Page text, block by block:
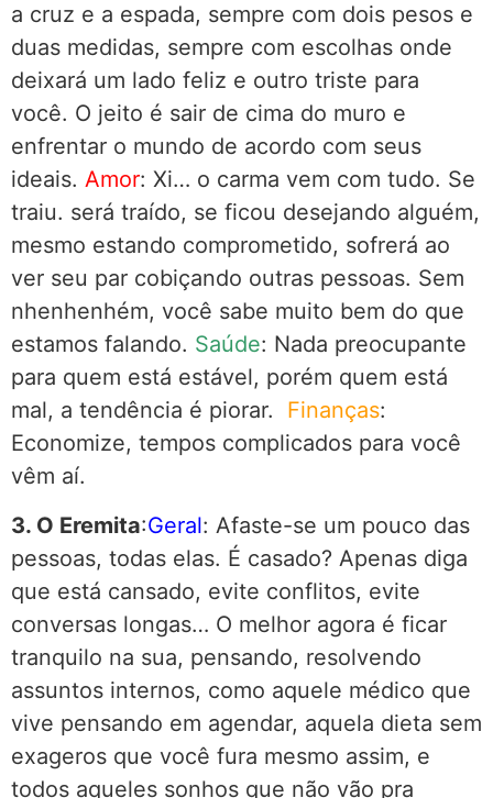
a cruz e a espada, sempre com dois pesos e
duas medidas, sempre com escolhas onde
deixará um lado feliz e outro triste para
você. O jeito é sair de cima do muro e
enfrentar o mundo de acordo com seus
ideais. Amor: Xi… o carma vem com tudo. Se
traiu. será traído, se ficou desejando alguém,
mesmo estando comprometido, sofrerá ao
ver seu par cobiçando outras pessoas. Sem
nhenhenhém, você sabe muito bem do que
estamos falando. Saúde: Nada preocupante
para quem está estável, porém quem está
mal, a tendência é piorar. Finanças:
Economize, tempos complicados para você
vêm aí.
3. O Eremita:Geral: Afaste-se um pouco das
pessoas, todas elas. É casado? Apenas diga
que está cansado, evite conflitos, evite
conversas longas… O melhor agora é ficar
tranquilo na sua, pensando, resolvendo
assuntos internos, como aquele médico que
vive pensando em agendar, aquela dieta sem
exageros que você fura mesmo assim, e
todos aqueles sonhos que não vão pra